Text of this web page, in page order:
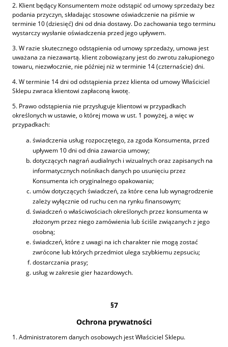
2. Klient będący Konsumentem może odstąpić od umowy sprzedaży bez
podania przyczyn, składając stosowne oświadczenie na piśmie w
terminie 10 (dziesięć) dni od dnia dostawy. Do zachowania tego terminu
wystarczy wysłanie oświadczenia przed jego upływem.
3. W razie skutecznego odstąpienia od umowy sprzedaży, umowa jest
uważana za niezawartą. klient zobowiązany jest do zwrotu zakupionego
towaru, niezwłocznie, nie później niż w terminie 14 (czternaście) dni.
4. W terminie 14 dni od odstąpienia przez klienta od umowy Właściciel
Sklepu zwraca klientowi zapłaconą kwotę.
5. Prawo odstąpienia nie przysługuje klientowi w przypadkach
określonych w ustawie, o której mowa w ust. 1 powyżej, a więc w
przypadkach:
świadczenia usług rozpoczętego, za zgoda Konsumenta, przed
upływem 10 dni od dnia zawarcia umowy;
dotyczących nagrań audialnych i wizualnych oraz zapisanych na
informatycznych nośnikach danych po usunięciu przez
Konsumenta ich oryginalnego opakowania;
umów dotyczących świadczeń, za które cena lub wynagrodzenie
zależy wyłącznie od ruchu cen na rynku finansowym;
świadczeń o właściwościach określonych przez konsumenta w
złożonym przez niego zamówienia lub ściśle związanych z jego
osobną;
świadczeń, które z uwagi na ich charakter nie mogą zostać
zwrócone lub których przedmiot ulega szybkiemu zepsuciu;
dostarczania prasy;
usług w zakresie gier hazardowych.
§7
Ochrona prywatności
1. Administratorem danych osobowych jest Właściciel Sklepu.